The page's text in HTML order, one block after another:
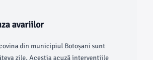
avariilor
din municipiul Botoșani sunt
zile. Aceștia acuză intervențiile